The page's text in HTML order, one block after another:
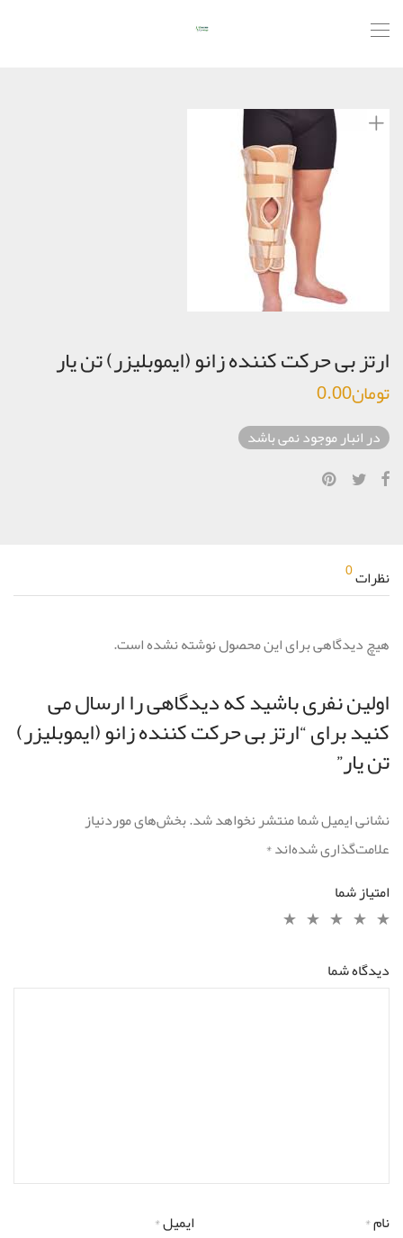
ارتز بی حرکت کننده زانو (ایموبلیزر) تن یار
تومان0.00
در انبار موجود نمی باشد
نظرات0
هیچ دیدگاهی برای این محصول نوشته نشده است.
اولین نفری باشید که دیدگاهی را ارسال می
کنید برای “ارتز بی حرکت کننده زانو (ایموبلیزر)
تن یار”
نشانی ایمیل شما منتشر نخواهد شد.بخش‌های موردنیاز
علامت‌گذاری شده‌اند*
امتیاز شما
دیدگاه شما
نام* ایمیل*